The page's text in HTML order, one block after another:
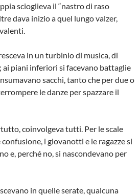
scioglieva il “nastro di raso
dava inizio a quel lungo valzer,
in un turbinio di musica, di
piani inferiori si facevano battaglie
sacchi, tanto che per due o
le danze per spazzare il
coinvolgeva tutti. Per le scale
confusione, i giovanotti e le ragazze si
e, perché no, si nascondevano per
in quelle serate, qualcuna